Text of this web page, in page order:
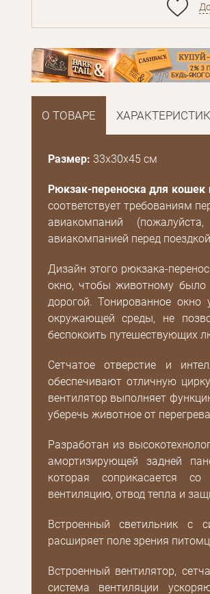
О ТОВАРЕ
Размер: 33x30x45 см
Рюкзак-переноска для
соответствует требованиям
авиакомпаний
авиакомпанией перед
Дизайн этого рюкзака-
окно, чтобы животному было
дорогой. Тонированное
окружающей среды, не
беспокоить путешествующих
Сетчатое отверстие и
обеспечивают отличную
вентилятор выполняет
уберечь животное от
Разработан из
амортизирующей задней
которая соприкасается
вентиляцию, отвод тепла и
Встроенный светильник с
расширяет поле зрения
Встроенный вентилятор,
система вентиляции